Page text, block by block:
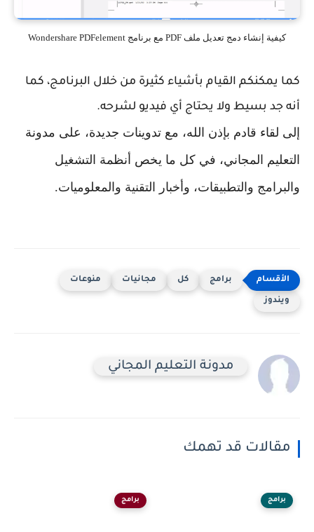
كيفية إنشاء دمج تعديل ملف PDF مع برنامج Wondershare PDFelement
كما يمكنكم القيام بأشياء كثيرة من خلال البرنامج، كما
أنه جد بسيط ولا يحتاج أي فيديو لشرحه.
إلى لقاء قادم بإذن الله، مع تدوينات جديدة، على مدونة
التعليم المجاني، في كل ما يخص أنظمة التشغيل
والبرامج والتطبيقات، وأخبار التقنية والمعلوميات.
برامج كل مجانيات منوعات
ويندوز
مدونة التعليم المجاني
مقالات قد تهمك
برامج برامج